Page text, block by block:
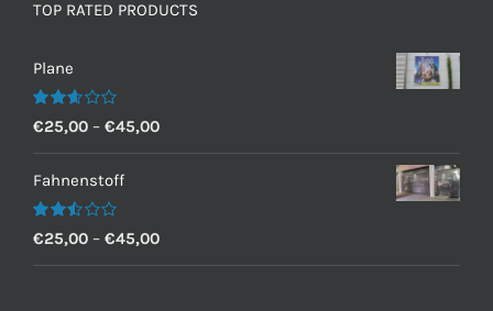
TOP RATED PRODUCTS
Plane
Bewertet
mit
2.60
von 5
€25,00 – €45,00
Fahnenstoff
Bewertet
mit
2.50
€25,00 – €45,00